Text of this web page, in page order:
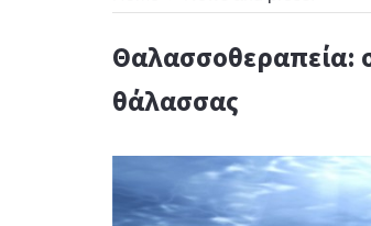
Θαλασσοθεραπεία:
θάλασσας